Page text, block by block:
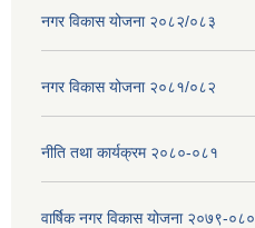
नगर विकास योजना २०८२/०८३
नगर विकास योजना २०८१/०८२
नीति तथा कार्यक्रम २०८०-०८१
वार्षिक नगर विकास योजना २०७९-०८०